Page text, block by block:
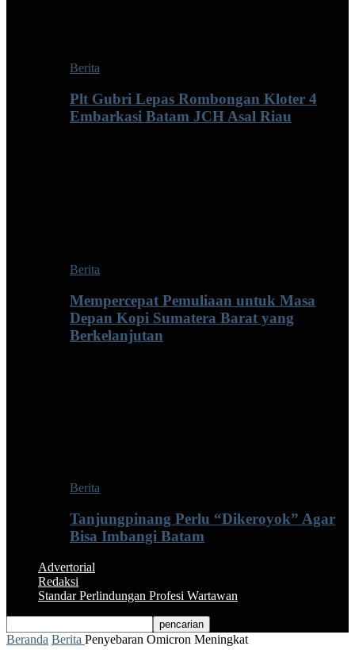
Berita
Plt Gubri Lepas Rombongan Kloter 4
Embarkasi Batam JCH Asal Riau
Berita
Mempercepat Pemuliaan untuk Masa
Depan Kopi Sumatera Barat yang
Berkelanjutan
Berita
Tanjungpinang Perlu “Dikeroyok” Agar
Bisa Imbangi Batam
Advertorial
Redaksi
Standar Perlindungan Profesi Wartawan
Beranda Berita Penyebaran Omicron Meningkat